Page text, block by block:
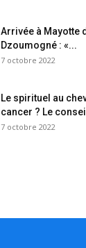
Arrivée à Mayotte
Dzoumogné : «...
7 octobre 2022
Le spirituel au
cancer ? Le
7 octobre 2022